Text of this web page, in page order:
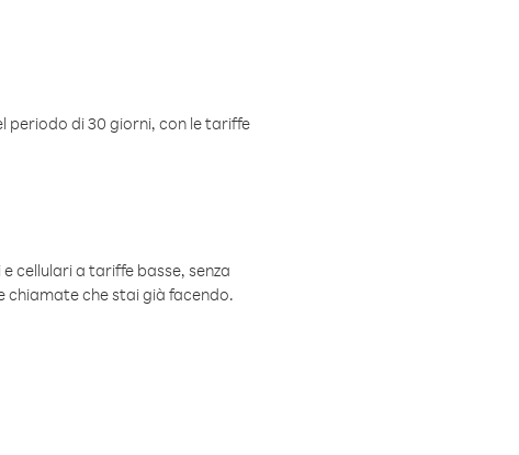
periodo di 30 giorni, con le tariffe
cellulari a tariffe basse, senza
chiamate che stai già facendo.